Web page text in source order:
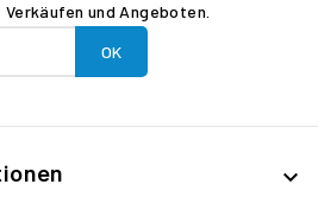
und Angeboten.
